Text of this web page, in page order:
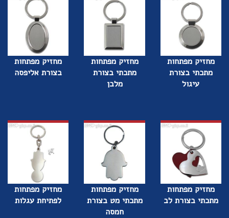
מחזיק מפתחות
מתכתי בצורת
עיגול
מחזיק מפתחות
מתכתי בצורת
מלבן
מחזיק מפתחות
בצורת אליפסה
מחזיק מפתחות
מתכתי בצורת לב
מחזיק מפתחות
מתכתי מט בצורת
חמסה
מחזיק מפתחות
לפתיחת עגלות